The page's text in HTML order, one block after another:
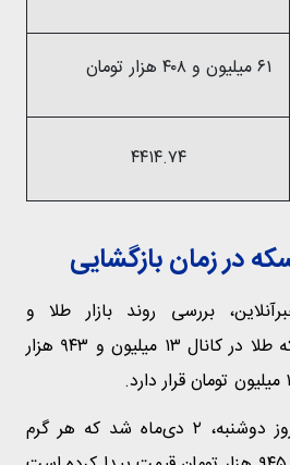
۶۱ میلیون و ۴۰۸ هزار تومان
۴۴۱۴.۷۴
در زمان بازگشایی
بررسی روند بازار طلا و
سکه حاکی از آن است که طلا در کانال ۱۳ میلیون و ۹۴۳ هزار
بازار طلا در حالی وارد روز دوشنبه، ۲ دی‌ماه شد که هر گرم